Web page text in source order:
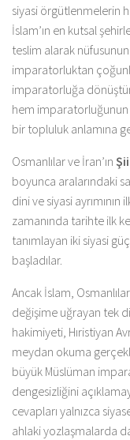
siyasi örgütlenmelerin
İslam’ın en kutsal
teslim alarak
imparatorluktan
imparatorluğa
hem
bir topluluk anlamına
Osmanlılar ve İran’ın
boyunca aralarındaki
dini ve siyasi
zamanında tarihte ilk
tanımlayan iki siyasi
başladılar.
Ancak İslam,
değişime uğrayan tek
hakimiyeti, Hıristiyan
meydan okuma
büyük Müslüman
dengesizliğini
cevapları yalnızca
ahlaki yozlaşmalarda